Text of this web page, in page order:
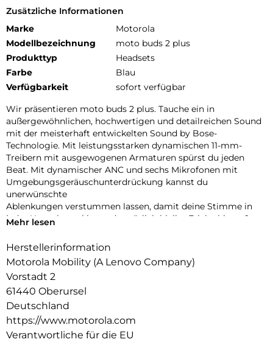
Zusätzliche Informationen
Marke
Motorola
Modellbezeichnung
moto buds 2 plus
Produkttyp
Headsets
Farbe
Blau
Verfügbarkeit
sofort verfügbar
Wir präsentieren moto buds 2 plus. Tauche ein in
außergewöhnlichen, hochwertigen und detailreichen Sound
mit der meisterhaft entwickelten Sound by Bose-
Technologie. Mit leistungsstarken dynamischen 11-mm-
Treibern mit ausgewogenen Armaturen spürst du jeden
Beat. Mit dynamischer ANC und sechs Mikrofonen mit
Umgebungsgeräuschunterdrückung kannst du
unerwünschte
Ablenkungen verstummen lassen, damit deine Stimme in
jeder Umgebung klar und natürlich bleibt. Erlebe bis zu 9
Stunden mit dem elegant gestalteten Gehäuse und der
Verbindung, die Trageerkennung und moto ai sorgen für ein
nahtloses Erlebnis, das deinen Alltag auf Schritt und Tritt
bereichert. Die moto buds 2 plus sind sorgfältig verarbeitet,
verfügen über ein kompaktes, ergonomisches Design, sind
spritzwassergeschützt gemäß IP54 und definieren
hochwertige Alltagsleistung neu.
Mehr lesen
Herstellerinformation
Motorola Mobility (A Lenovo Company)
Vorstadt 2
61440 Oberursel
Deutschland
https://www.motorola.com
Verantwortliche für die EU